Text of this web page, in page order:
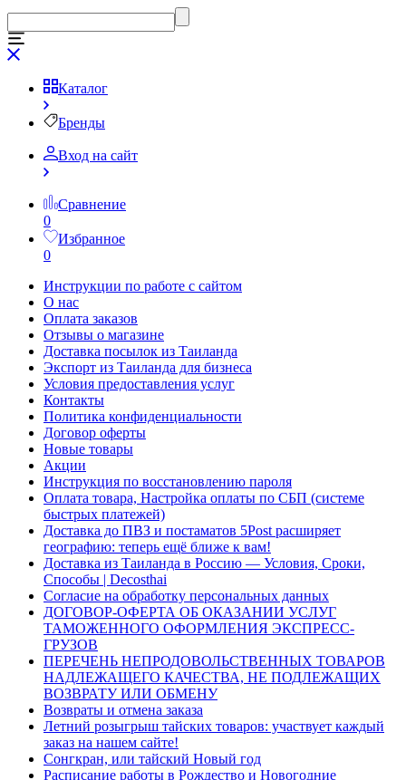
Каталог
Бренды
Вход на сайт
Сравнение
0
Избранное
0
Инструкции по работе с сайтом
О нас
Оплата заказов
Отзывы о магазине
Доставка посылок из Таиланда
Экспорт из Таиланда для бизнеса
Условия предоставления услуг
Контакты
Политика конфиденциальности
Договор оферты
Новые товары
Акции
Инструкция по восстановлению пароля
Оплата товара, Настройка оплаты по СБП (системе
быстрых платежей)
Доставка до ПВЗ и постаматов 5Post расширяет
географию: теперь ещё ближе к вам!
Доставка из Таиланда в Россию — Условия, Сроки,
Способы | Decosthai
Согласие на обработку персональных данных
ДОГОВОР-ОФЕРТА ОБ ОКАЗАНИИ УСЛУГ
ТАМОЖЕННОГО ОФОРМЛЕНИЯ ЭКСПРЕСС-
ГРУЗОВ
ПЕРЕЧЕНЬ НЕПРОДОВОЛЬСТВЕННЫХ ТОВАРОВ
НАДЛЕЖАЩЕГО КАЧЕСТВА, НЕ ПОДЛЕЖАЩИХ
ВОЗВРАТУ ИЛИ ОБМЕНУ
Возвраты и отмена заказа
Летний розыгрыш тайских товаров: участвует каждый
заказ на нашем сайте!
Сонгкран, или тайский Новый год
Расписание работы в Рождество и Новогодние